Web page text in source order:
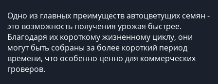
Одно из главных преимуществ автоцветущих семян -
это возможность получения урожая быстрее.
Благодаря их короткому жизненному циклу, они
могут быть собраны за более короткий период
времени, что особенно ценно для коммерческих
гроверов.